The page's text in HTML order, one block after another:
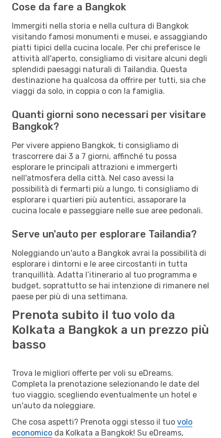
Cose da fare a Bangkok
Immergiti nella storia e nella cultura di Bangkok
visitando famosi monumenti e musei, e assaggiando
piatti tipici della cucina locale. Per chi preferisce le
attività all'aperto, consigliamo di visitare alcuni degli
splendidi paesaggi naturali di Tailandia. Questa
destinazione ha qualcosa da offrire per tutti, sia che
viaggi da solo, in coppia o con la famiglia.
Quanti giorni sono necessari per visitare
Bangkok?
Per vivere appieno Bangkok, ti consigliamo di
trascorrere dai 3 a 7 giorni, affinché tu possa
esplorare le principali attrazioni e immergerti
nell'atmosfera della città. Nel caso avessi la
possibilità di fermarti più a lungo, ti consigliamo di
esplorare i quartieri più autentici, assaporare la
cucina locale e passeggiare nelle sue aree pedonali.
Serve un'auto per esplorare Tailandia?
Noleggiando un'auto a Bangkok avrai la possibilità di
esplorare i dintorni e le aree circostanti in tutta
tranquillità. Adatta l’itinerario al tuo programma e
budget, soprattutto se hai intenzione di rimanere nel
paese per più di una settimana.
Prenota subito il tuo volo da
Kolkata a Bangkok a un prezzo più
basso
Trova le migliori offerte per voli su eDreams.
Completa la prenotazione selezionando le date del
tuo viaggio, scegliendo eventualmente un hotel e
un'auto da noleggiare.
Che cosa aspetti? Prenota oggi stesso il tuo volo
economico da Kolkata a Bangkok! Su eDreams,